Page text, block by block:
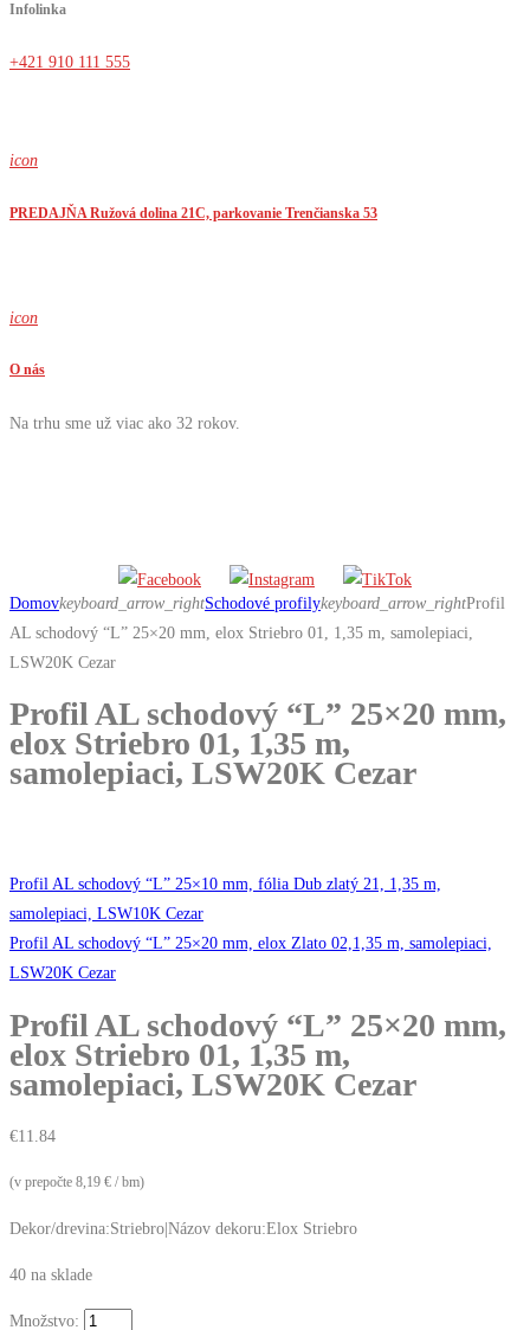
Infolinka
+421 910 111 555
icon
PREDAJŇA Ružová dolina 21C, parkovanie Trenčianska 53
icon
O nás
Na trhu sme už viac ako 32 rokov.
Domovkeyboard_arrow_rightSchodové profilykeyboard_arrow_rightProfil
AL schodový “L” 25×20 mm, elox Striebro 01, 1,35 m, samolepiaci,
LSW20K Cezar
Profil AL schodový “L” 25×20 mm,
elox Striebro 01, 1,35 m,
samolepiaci, LSW20K Cezar
Profil AL schodový “L” 25×10 mm, fólia Dub zlatý 21, 1,35 m,
samolepiaci, LSW10K Cezar
Profil AL schodový “L” 25×20 mm, elox Zlato 02,1,35 m, samolepiaci,
LSW20K Cezar
Profil AL schodový “L” 25×20 mm,
elox Striebro 01, 1,35 m,
samolepiaci, LSW20K Cezar
€11.84
(v prepočte 8,19 € / bm)
Dekor/drevina:Striebro|Názov dekoru:Elox Striebro
40 na sklade
Množstvo: